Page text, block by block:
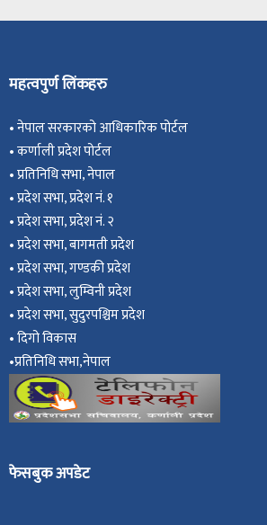
महत्वपुर्ण लिंकहरु
•नेपाल सरकारको आधिकारिक पोर्टल
•कर्णाली प्रदेश पोर्टल
•प्रतिनिधि सभा, नेपाल
•प्रदेश सभा, प्रदेश नं. १
•प्रदेश सभा, प्रदेश नं. २
•प्रदेश सभा, बागमती प्रदेश
•प्रदेश सभा, गण्डकी प्रदेश
•प्रदेश सभा, लुम्विनी प्रदेश
•प्रदेश सभा, सुदुरपश्चिम प्रदेश
•दिगो विकास
•प्रतिनिधि सभा,नेपाल
फेसबुक अपडेट